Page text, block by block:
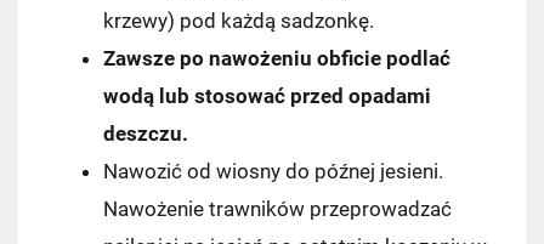
krzewy) pod każdą sadzonkę.
Zawsze po nawożeniu obficie podlać
wodą lub stosować przed opadami
deszczu.
Nawozić od wiosny do późnej jesieni.
Nawożenie trawników przeprowadzać